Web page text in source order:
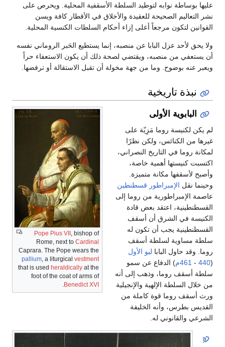
عليها بوساطة نوابه لتوطيد السلطة الأسقفية المحلية. ويحرص على
نشر التعاليم الصحيحة للعقيدة والأخلاق في الأقطار كافة ويسن
القوانين لتكون مرجعاً أعلى إزاء أحكام السلطات الكنسية المحلية.
ولا يحق لأحد عزل البابا عن منصبه، إنما يستطيع الحَبر الروماني نفسه
أن يستعفي من منصبه، ويقتضي لصحة ذلك أن يكون الاستعفاء حراً
ويعبر عنه بوضوح. وما من جهة مخولة أن تقبل الاستقالة أو ترفضها.
نبذة تاريخية
Pope Pius VII , bishop of
Rome, next to Cardinal
Caprara. The Pope wears the
pallium, a liturgical vestment
that is used heraldically at the
foot of the coat of arms of
Benedict XVI
.
البابوية الأولى
لم يكن لكنيسة روما مَزِيّة على
غيرها من الكنائس، ولكن نظرًا
لمكانة روما في التاريخ النصراني،
اكتسبت كنيستها أهمية خاصة،
وأصبح لأسقفها مكانة متميزة.
وحينما نقل الإمبراطور قسطنطين
عاصمة الإمبراطورية من روما إلى
القسطنطينية، اعتقد بعض قادة
الكنيسة في الشرق أن أسقف
القسطنطينية يجب أن تكون له
سلطة مساوية لسلطة أسقف
روما. وقد حاول البابا ليو الأول
(
440
- 461م ) الدفاع عن سمو
سلطة أسقف روما، وذهب إلى أنه
من خلال السلطة الإلهية والإنجيلية
ورث أسقف روما قوة كاملة من
القديس بطرس، وأنه الخليفة
الشرعي والقانوني له.